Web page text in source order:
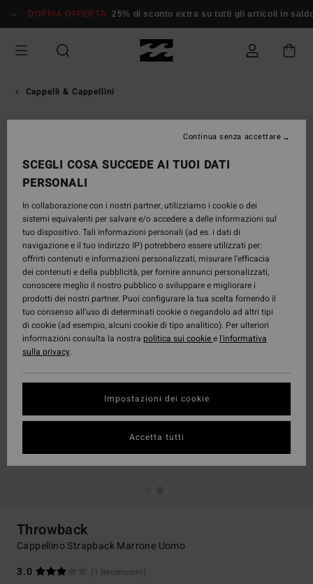
alle
prodotto
DOPPIA OFFERTA 25% di sconto extra su tutti gli articoli in saldo*
Cappelli & Cappellini
Throwback
Cappellino Strapback Marrone Uomo
3.0
(1 Recensioni)
SCEGLI COSA SUCCEDE AI TUOI DATI
PERSONALI
In collaborazione con i nostri partner, utilizziamo i cookie o dei
sistemi equivalenti per salvare e/o accedere a delle informazioni sul
tuo dispositivo. Tali informazioni personali (ad es. i dati di
navigazione e il tuo indirizzo IP) potrebbero essere utilizzati per:
offrirti contenuti e informazioni personalizzati, misurare l’efficacia
dei contenuti e della pubblicità, per fornire annunci personalizzati,
conoscere meglio il nostro pubblico o sviluppare e migliorare i
prodotti dei nostri partner. Puoi configurare la tua scelta fornendo il
tuo consenso all’uso di determinati cookie o negandolo ad altri tipi
di cookie (ad esempio, alcuni cookie di tipo analitico). Per ulteriori
informazioni consulta la nostra politica sui cookiee l'informativa
sulla privacy.
Impostazioni dei cookie
Continua senza accettare
Accetta tutti